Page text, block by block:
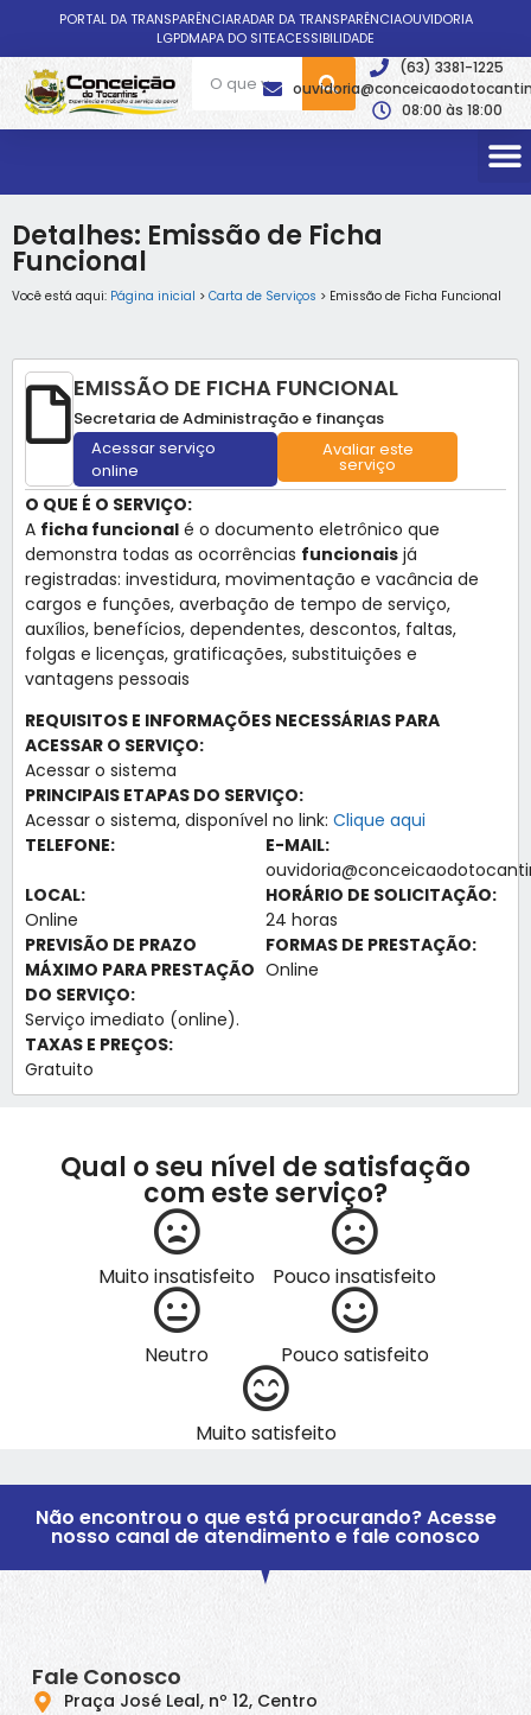
PORTAL DA TRANSPARÊNCIARADAR DA TRANSPARÊNCIAOUVIDORIA
LGPDMAPA DO SITEACESSIBILIDADE
(63) 3381-1225
08:00 às 18:00
Detalhes: Emissão de Ficha
Funcional
Você está aqui: Página inicial > Carta de Serviços > Emissão de Ficha Funcional
EMISSÃO DE FICHA FUNCIONAL
Secretaria de Administração e finanças
Acessar serviço
online
Avaliar este
serviço
O QUE É O SERVIÇO:
A ficha funcional é o documento eletrônico que
demonstra todas as ocorrências funcionais já
registradas: investidura, movimentação e vacância de
cargos e funções, averbação de tempo de serviço,
auxílios, benefícios, dependentes, descontos, faltas,
folgas e licenças, gratificações, substituições e
vantagens pessoais
REQUISITOS E INFORMAÇÕES NECESSÁRIAS PARA
ACESSAR O SERVIÇO:
Acessar o sistema
PRINCIPAIS ETAPAS DO SERVIÇO:
Acessar o sistema, disponível no link: Clique aqui
TELEFONE:
E-MAIL:
LOCAL:
Online
HORÁRIO DE SOLICITAÇÃO:
24 horas
PREVISÃO DE PRAZO
MÁXIMO PARA PRESTAÇÃO
DO SERVIÇO:
Serviço imediato (online).
FORMAS DE PRESTAÇÃO:
Online
TAXAS E PREÇOS:
Gratuito
Qual o seu nível de satisfação
com este serviço?
Muito insatisfeito Pouco insatisfeito
Neutro Pouco satisfeito
Muito satisfeito
Não encontrou o que está procurando? Acesse
nosso canal de atendimento e fale conosco
Fale Conosco
Praça José Leal, nº 12, Centro